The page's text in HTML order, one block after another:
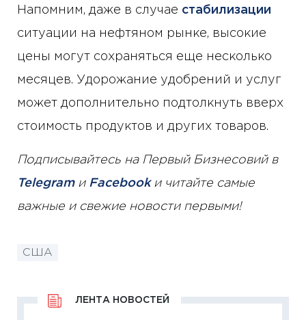
Напомним, даже в случае стабилизации
ситуации на нефтяном рынке, высокие
цены могут сохраняться еще несколько
месяцев. Удорожание удобрений и услуг
может дополнительно подтолкнуть вверх
стоимость продуктов и других товаров.
Подписывайтесь на Первый Бизнесовий в
Telegramи Facebookи читайте самые
важные и свежие новости первыми!
США
ЛЕНТА НОВОСТЕЙ